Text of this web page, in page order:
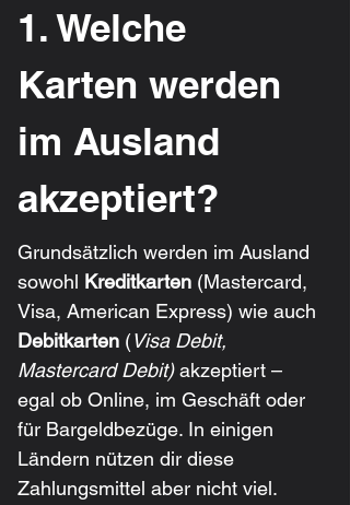
1. Welche
Karten werden
im Ausland
akzeptiert?
Grundsätzlich werden im Ausland
sowohl Kreditkarten (Mastercard,
Visa, American Express) wie auch
Debitkarten (Visa Debit,
Mastercard Debit) akzeptiert –
egal ob Online, im Geschäft oder
für Bargeldbezüge. In einigen
Ländern nützen dir diese
Zahlungsmittel aber nicht viel.